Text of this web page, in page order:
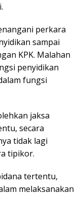
perkara
sampai
KPK. Malahan
penyidikan
fungsi
jaksa
secara
tidak lagi
tipikor.
tertentu,
melaksanakan